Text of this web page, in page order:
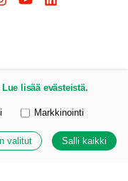
Lue lisää evästeistä.
Markkinointi
valitut Salli kaikki